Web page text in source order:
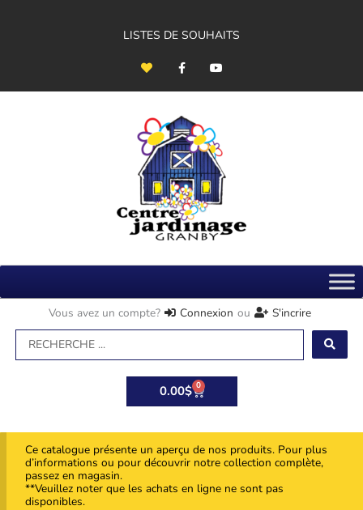
LISTES DE SOUHAITS
e
r
a
c
e
o
o
k
-
f
o
t
Vous avez un compte? Connexion ou
S'incrire
Search
0.00$ 0
Panier
Ce catalogue présente un aperçu de nos produits. Pour plus
d’informations ou pour découvrir notre collection complète,
passez en magasin.
**Veuillez noter que les achats en ligne ne sont pas
disponibles.